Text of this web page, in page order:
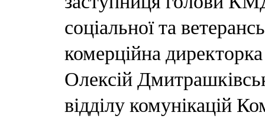
соціальної та
комерційна
Олексій
відділу комунікацій